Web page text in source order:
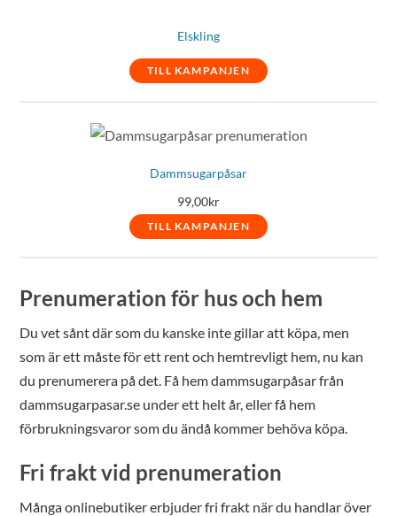
Elskling
TILL KAMPANJEN
Dammsugarpåsar
99,00kr
TILL KAMPANJEN
Prenumeration för hus och hem
Du vet sånt där som du kanske inte gillar att köpa, men
som är ett måste för ett rent och hemtrevligt hem, nu kan
du prenumerera på det. Få hem dammsugarpåsar från
dammsugarpasar.se under ett helt år, eller få hem
förbrukningsvaror som du ändå kommer behöva köpa.
Fri frakt vid prenumeration
Många onlinebutiker erbjuder fri frakt när du handlar över